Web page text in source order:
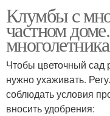
Цветочные
Клумбы с
частном
Чтобы цветочный сад
нужно ухаживать.
соблюдать условия
вносить удобрения: